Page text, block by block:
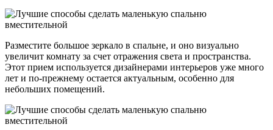
Разместите большое зеркало в спальне, и оно визуально
увеличит комнату за счет отражения света и пространства.
Этот прием используется дизайнерами интерьеров уже много
лет и по-прежнему остается актуальным, особенно для
небольших помещений.